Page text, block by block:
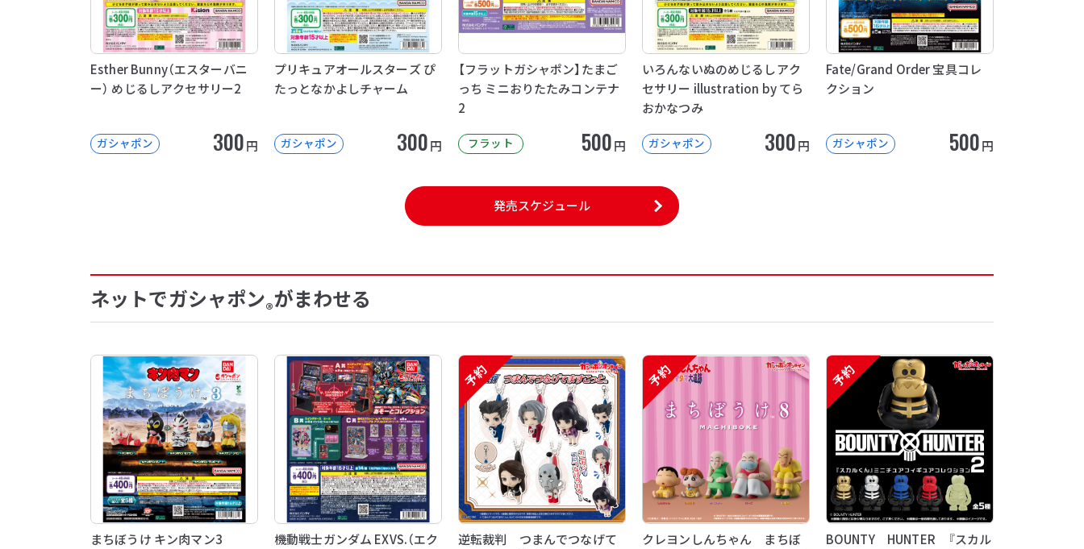
Esther Bunny（エスターバニ
ー） めじるしアクセサリー2
ガシャポン 300円
プリキュアオールスターズ ぴ
たっとなかよしチャーム
ガシャポン 300円
【フラットガシャポン】たまご
っち ミニおりたたみコンテナ
2
フラット 500円
いろんないぬのめじるしアク
セサリー illustration by てら
おかなつみ
ガシャポン 300円
Fate/Grand Order 宝具コレ
クション
ガシャポン 500円
発売スケジュール
ネットでガシャポン®がまわせる
まちぼうけ キン肉マン3
機動戦士ガンダム EXVS.（エク
予約
逆転裁判 つまんでつなげて
予約
クレヨンしんちゃん まちぼ
予約
BOUNTY HUNTER 『スカル